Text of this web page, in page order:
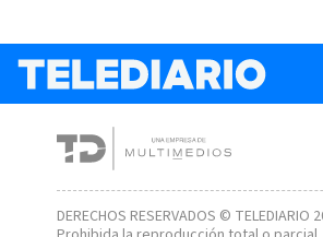
DERECHOS RESERVADOS © TELEDIARIO